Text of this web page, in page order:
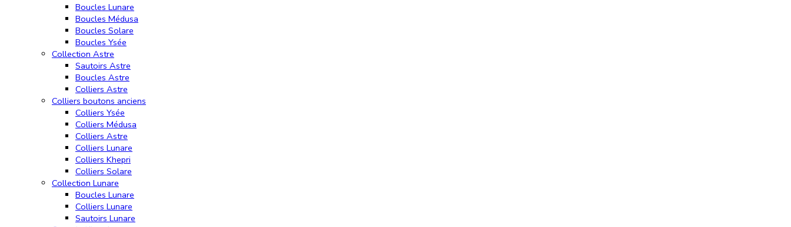
Boucles Lunare
Boucles Médusa
Boucles Solare
Boucles Ysée
Collection Astre
Sautoirs Astre
Boucles Astre
Colliers Astre
Colliers boutons anciens
Colliers Ysée
Colliers Médusa
Colliers Astre
Colliers Lunare
Colliers Khepri
Colliers Solare
Collection Lunare
Boucles Lunare
Colliers Lunare
Sautoirs Lunare